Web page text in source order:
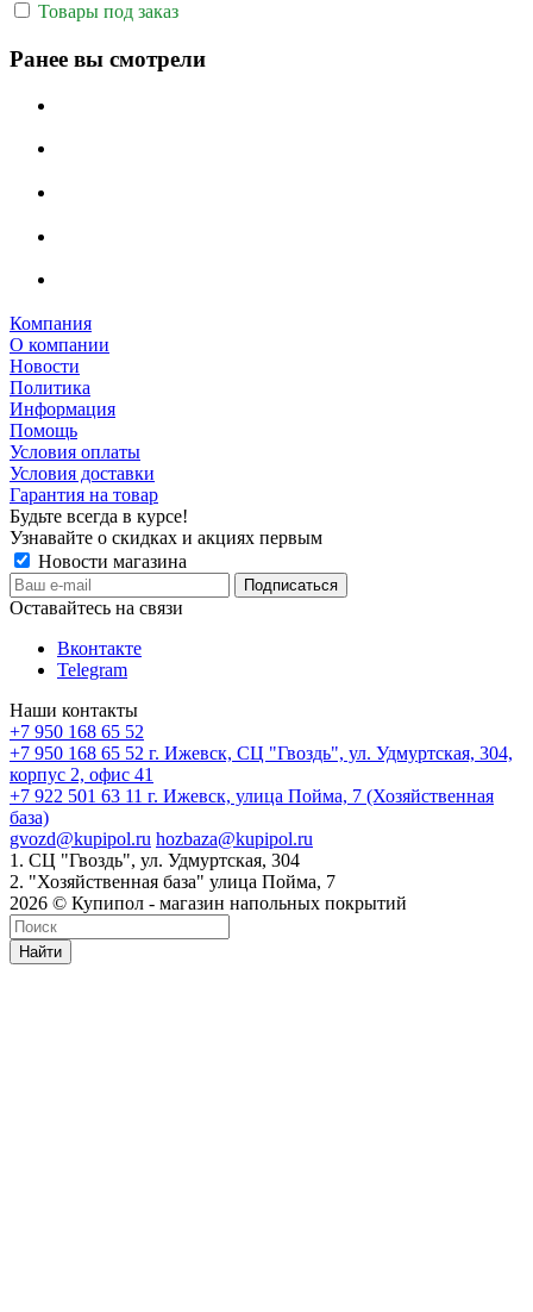
Товары под заказ
Ранее вы смотрели
Компания
О компании
Новости
Политика
Информация
Помощь
Условия оплаты
Условия доставки
Гарантия на товар
Будьте всегда в курсе!
Узнавайте о скидках и акциях первым
Новости магазина
Оставайтесь на связи
Вконтакте
Telegram
Наши контакты
+7 950 168 65 52
+7 950 168 65 52 г. Ижевск, СЦ "Гвоздь", ул. Удмуртская, 304,
корпус 2, офис 41
+7 922 501 63 11 г. Ижевск, улица Пойма, 7 (Хозяйственная
база)
gvozd@kupipol.ru hozbaza@kupipol.ru
1. СЦ "Гвоздь", ул. Удмуртская, 304
2. "Хозяйственная база" улица Пойма, 7
2026 © Купипол - магазин напольных покрытий
Найти